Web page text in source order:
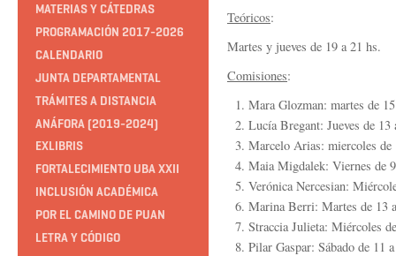
MATERIAS Y CÁTEDRAS
PROGRAMACIÓN 2017-2026
CALENDARIO
JUNTA DEPARTAMENTAL
TRÁMITES A DISTANCIA
ANÁFORA (2019-2024)
EXLIBRIS
FORTALECIMIENTO UBA XXII
INCLUSIÓN ACADÉMICA
POR EL CAMINO DE PUAN
LETRA Y CÓDIGO
Teóricos:
Martes y jueves de 19 a 21 hs.
Comisiones:
1. Mara Glozman: martes de
2. Lucía Bregant: Jueves de 13
3. Marcelo Arias: miercoles de
4. Maia Migdalek: Viernes de
5. Verónica Nercesian:
6. Marina Berri: Martes de 13
7. Straccia Julieta: Miércoles
8. Pilar Gaspar: Sábado de 11